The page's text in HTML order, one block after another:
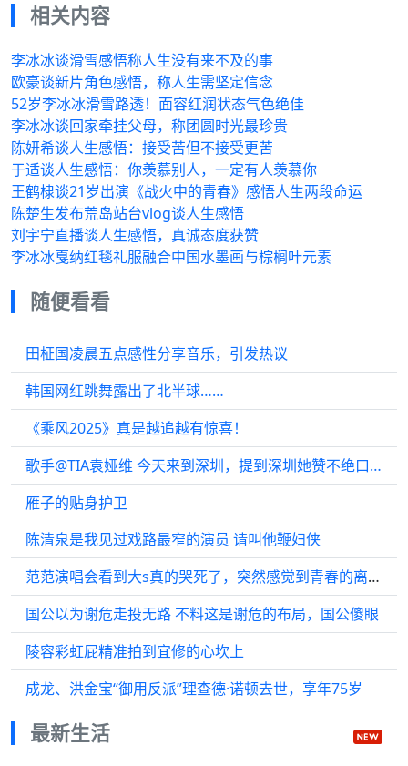
相关内容
李冰冰谈滑雪感悟称人生没有来不及的事
欧豪谈新片角色感悟，称人生需坚定信念
52岁李冰冰滑雪路透！面容红润状态气色绝佳
李冰冰谈回家牵挂父母，称团圆时光最珍贵
陈妍希谈人生感悟：接受苦但不接受更苦
于适谈人生感悟：你羡慕别人，一定有人羡慕你
王鹤棣谈21岁出演《战火中的青春》感悟人生两段命运
陈楚生发布荒岛站台vlog谈人生感悟
刘宇宁直播谈人生感悟，真诚态度获赞
李冰冰戛纳红毯礼服融合中国水墨画与棕榈叶元素
随便看看
田柾国凌晨五点感性分享音乐，引发热议
韩国网红跳舞露出了北半球……
《乘风2025》真是越追越有惊喜！
歌手@TIA袁娅维 今天来到深圳，提到深圳她赞不绝口…
雁子的贴身护卫
陈清泉是我见过戏路最窄的演员 请叫他鞭妇侠
范范演唱会看到大s真的哭死了，突然感觉到青春的离开是措不及防的…
国公以为谢危走投无路 不料这是谢危的布局，国公傻眼
陵容彩虹屁精准拍到宜修的心坎上
成龙、洪金宝“御用反派”理查德·诺顿去世，享年75岁
最新生活